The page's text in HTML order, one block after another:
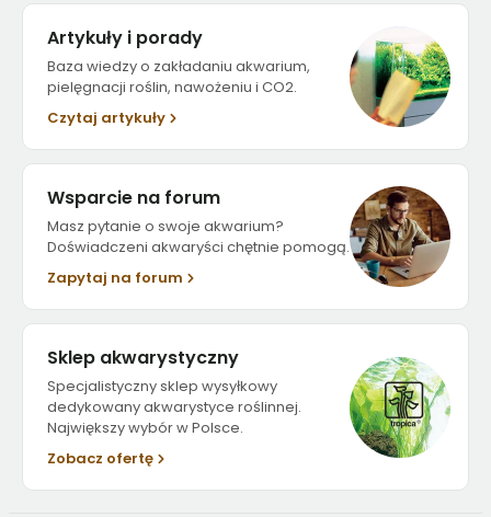
Artykuły i porady
Baza wiedzy o zakładaniu akwarium,
pielęgnacji roślin, nawożeniu i CO2.
Czytaj artykuły
Wsparcie na forum
Masz pytanie o swoje akwarium?
Doświadczeni akwaryści chętnie pomogą.
Zapytaj na forum
Sklep akwarystyczny
Specjalistyczny sklep wysyłkowy
dedykowany akwarystyce roślinnej.
Największy wybór w Polsce.
Zobacz ofertę